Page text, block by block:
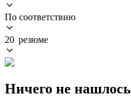
По соответствию
20 резюме
Ничего не нашлось